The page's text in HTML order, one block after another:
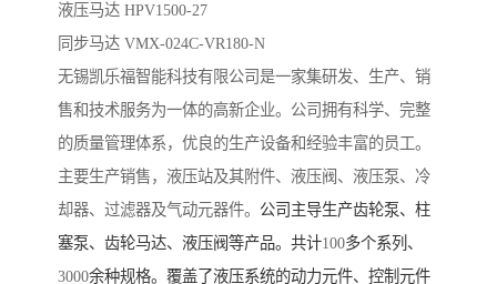
液压马达 HPV1500-27
同步马达 VMX-024C-VR180-N
无锡凯乐福智能科技有限公司 是一家集研发、生产、销
售和技术服务为一体的高新企业。公司拥有科学、完整
的质量管理体系，优良的生产设备和经验丰富的员工。
主要生产销售，液压站及其附件、液压阀、液压泵、冷
却器、过滤器及气动元器件。 公司主导生产齿轮泵、柱
塞泵、齿轮马达、液压阀等产品。共计100多个系列、
3000余种规格。覆盖了液压系统的动力元件、控制元件